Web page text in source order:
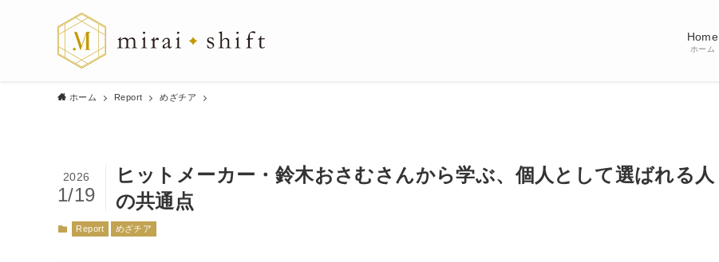
Home
ホーム
ホーム Report めざチア
ヒットメーカー・鈴木おさむさんから学ぶ、個人として選ばれる人
の共通点
2026
1/19
Report めざチア